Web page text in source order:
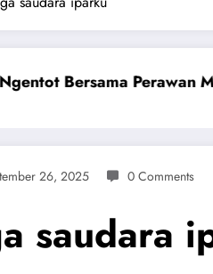
Sampai Berdarah
26, 2025 0 Comments
saudara